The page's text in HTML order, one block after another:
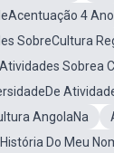
4 Ano
SobreCultura
Atividades Sobrea
AngolaNa
Do Meu